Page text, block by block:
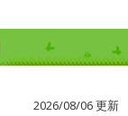
2026/08/06 更新